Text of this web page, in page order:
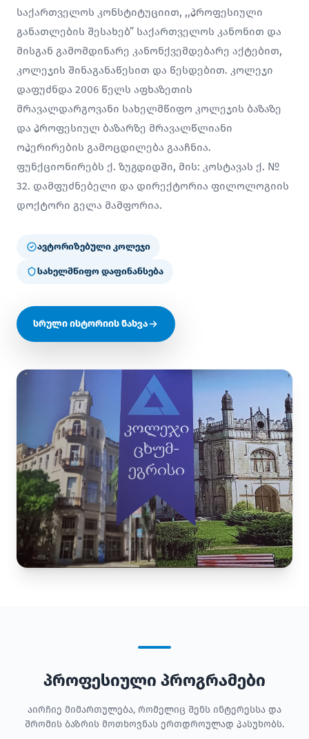
საქართველოს კონსტიტუციით, ,,პროფესიული
განათლების შესახებ” საქართველოს კანონით და
მისგან გამომდინარე კანონქვემდებარე აქტებით,
კოლეჯის შინაგანაწესით და წესდებით. კოლეჯი
დაფუძნდა 2006 წელს აფხაზეთის
მრავალდარგოვანი სახელმწიფო კოლეჯის ბაზაზე
და პროფესიულ ბაზარზე მრავალწლიანი
ოპერირების გამოცდილება გააჩნია.
ფუნქციონირებს ქ. ზუგდიდში, მის: კოსტავას ქ. №
32. დამფუძნებელი და დირექტორია ფილოლოგიის
დოქტორი გელა მამფორია.
ავტორიზებული კოლეჯი
სახელმწიფო დაფინანსება
სრული ისტორიის ნახვა
პროფესიული პროგრამები
აირჩიე მიმართულება, რომელიც შენს ინტერესსა და
შრომის ბაზრის მოთხოვნას ერთდროულად პასუხობს.